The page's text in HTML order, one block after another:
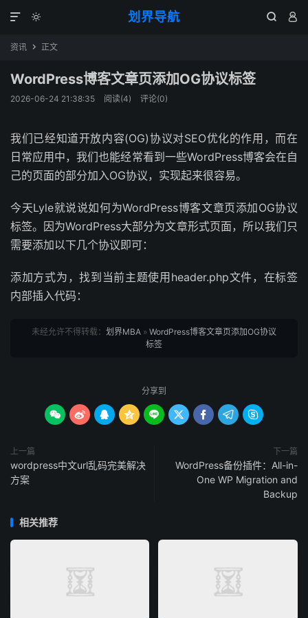
划界导航
  

资讯  正文
WordPress博客文章页添加OG协议标签
2026-06-24 21:38:35 阅读(4) 评论(0)
我们已经知道开放内容(OG)协议对SEO优化的作用，而在
日常应用中，我们也能经常看到一些WordPress博客会在自
己的页面的部分加入OG协议，实现起来很容易。
今天Lyle就说说如何为WordPress博客文章页添加OG协议
标签。因为WordPress大部分为文章形式页面，所以我们只
需要添加以下几个协议即可：
添加方式为，找到当前主题使用header.php文件，在标签
内部插入代码：
未经允许不得转载： 划界MBA » WordPress博客文章页添加OG协议
标签
分享到
        
上一篇
wordpress中文url乱码完美解决
方案
下一篇
WordPress备份插件：All-in-
One WP Migration and
Backup
相关推荐